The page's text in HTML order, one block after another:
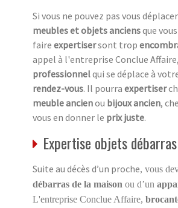
Si vous ne pouvez pas vous
meubles et objets anciensque
faire expertisersont trop
appel à l'entreprise Conclue Affaire,
professionnelqui se déplace à
rendez-vous. Il pourra expertiser
meuble ancienou bijoux ancien,
vous en donner le prix juste.
Expertise objets
Suite au décès d’un proche, vous
débarras de la maison ou d’un
L'entreprise Conclue Affaire,